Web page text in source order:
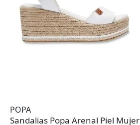
POPA
Sandalias Popa Arenal Piel Mujer